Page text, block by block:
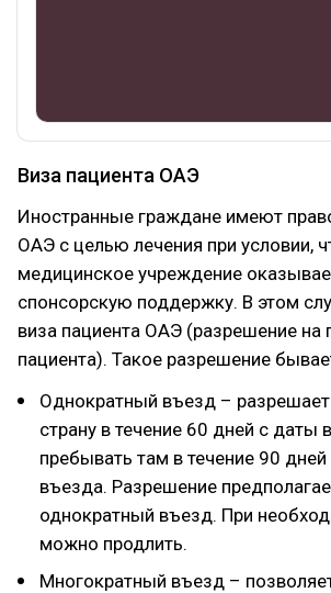
Виза пациента ОАЭ
Иностранные граждане имеют
ОАЭ с целью лечения при условии,
медицинское учреждение
спонсорскую поддержку. В этом
виза пациента ОАЭ (разрешение на
пациента). Такое разрешение
Однократный въезд – разрешает
страну в течение 60 дней с даты
пребывать там в течение 90
въезда. Разрешение
однократный въезд. При
можно продлить.
Многократный въезд –